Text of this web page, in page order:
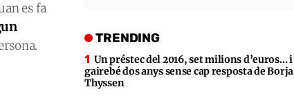
es fa
TRENDING
Un préstec del 2016, set milions d’euros… i
gairebé dos anys sense cap resposta de Borja
Thyssen